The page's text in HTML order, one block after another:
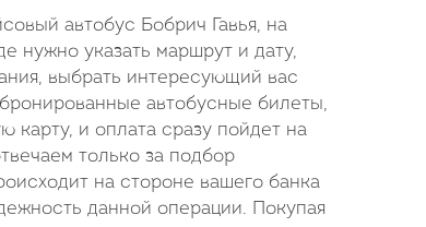
автобус Бобрич Гавья, на
нужно указать маршрут и дату,
выбрать интересующий вас
автобусные билеты,
карту, и оплата сразу пойдет на
только за подбор
на стороне вашего банка
данной операции. Покупая